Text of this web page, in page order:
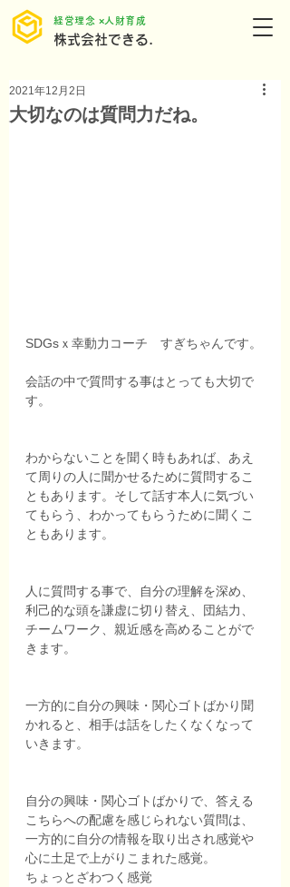
株式会社できる.
​経営理念 ×人財育成
大切なのは質問力だね。
2021年12月2日
SDGsｘ幸動力コーチ　すぎちゃんです。
会話の中で質問する事はとっても大切で
す。
わからないことを聞く時もあれば、あえ
て周りの人に聞かせるために質問するこ
ともあります。そして話す本人に気づい
てもらう、わかってもらうために聞くこ
ともあります。
人に質問する事で、自分の理解を深め、
利己的な頭を謙虚に切り替え、団結力、
チームワーク、親近感を高めることがで
きます。
一方的に自分の興味・関心ゴトばかり聞
かれると、相手は話をしたくなくなって
いきます。
自分の興味・関心ゴトばかりで、答える
こちらへの配慮を感じられない質問は、
一方的に自分の情報を取り出され感覚や
心に土足で上がりこまれた感覚。
ちょっとざわつく感覚